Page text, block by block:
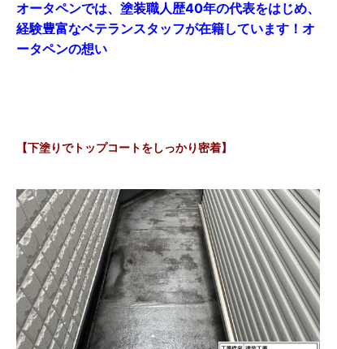
オータペンでは、塗装職人歴40年の代表をはじめ、
経験豊富なベテランスタッフが在籍しています！オ
ータペンの想い
【下塗りでトップコートをしっかり密着】